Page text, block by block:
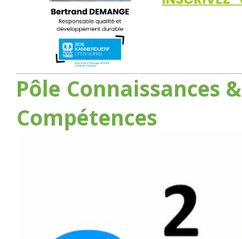
Pôle Connaissances &
Compétences